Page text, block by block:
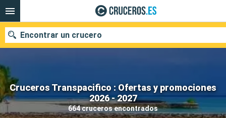
Cruceros Transpacifico : Ofertas y promociones
2026 - 2027
664 cruceros encontrados
Encontrar un crucero
Nuestros destinos
Fecha de salida